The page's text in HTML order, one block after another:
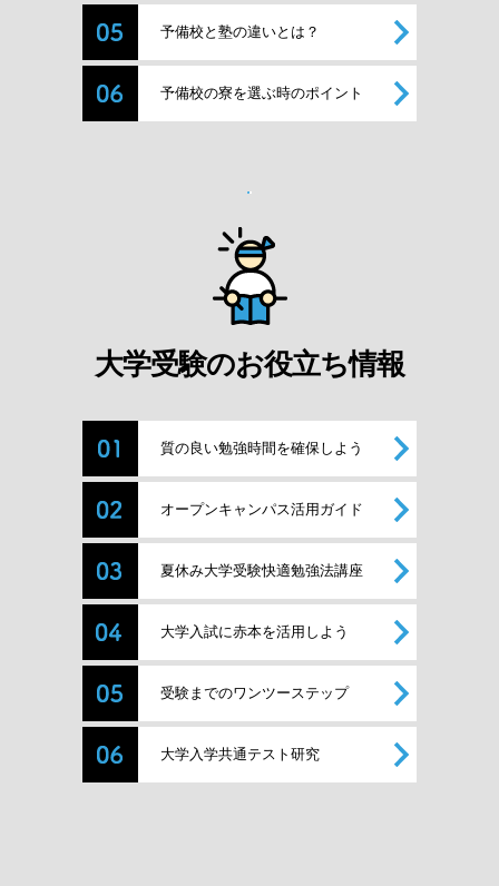
予備校と塾の違いとは？
予備校の寮を選ぶ時のポイント
大学受験のお役立ち情報
質の良い勉強時間を確保しよう
オープンキャンパス活用ガイド
夏休み大学受験快適勉強法講座
大学入試に赤本を活用しよう
受験までのワンツーステップ
大学入学共通テスト研究